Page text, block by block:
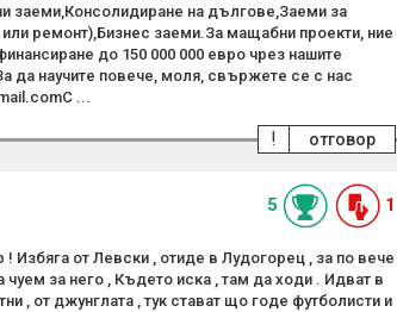
заеми,Консолидиране на дългове,Заеми за
ремонт),Бизнес заеми.За мащабни проекти, ние
до 150 000 000 евро чрез нашите
да научите повече, моля, свържете се с нас
...
отговор
!
5 1
Избяга от Левски , отиде в Лудогорец , за по вече
за него , Където иска , там да ходи . Идват в
, от джунглата , тук стават що годе футболисти и